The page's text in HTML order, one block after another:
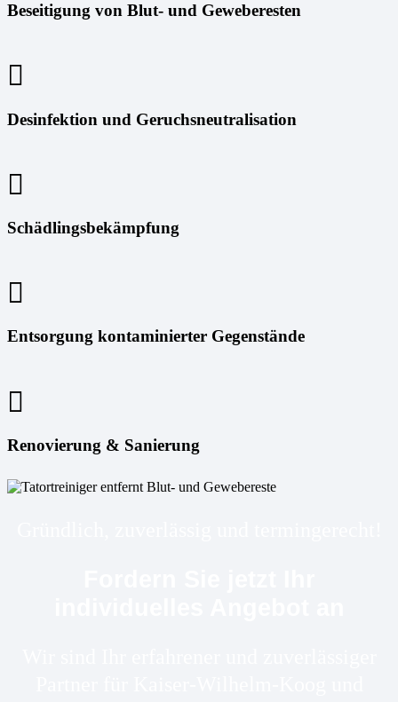
Beseitigung von Blut- und Geweberesten
Desinfektion und Geruchsneutralisation
Schädlingsbekämpfung
Entsorgung kontaminierter Gegenstände
Renovierung & Sanierung